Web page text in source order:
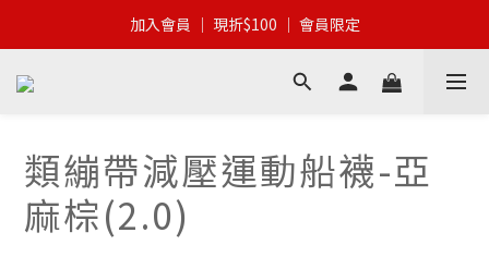
加入會員 │ 全館滿$399 │ 超商免運
加入會員 │ 現折$100 │ 會員限定
加入會員 │ 全館滿$399 │ 超商免運
類繃帶減壓運動船襪-亞
麻棕(2.0)